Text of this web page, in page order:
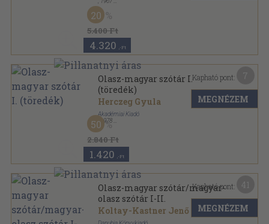
Vászon
5.400 Ft
20
4.320 ,-Ft
Olasz-magyar szótár I.
(töredék)
Herczeg Gyula
Akadémiai Kiadó
, 1978
Vászon
2.840 Ft
50
1.420 ,-Ft
Kapható pont:
MEGNÉZEM
Olasz-magyar szótár/magyar-
olasz szótár I-II.
Koltay-Kastner Jenő
Kapható pont:
MEGNÉZEM